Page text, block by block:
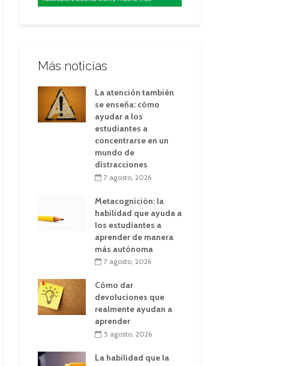
Más noticias
La atención también
se enseña: cómo
ayudar a los
estudiantes a
concentrarse en un
mundo de
distracciones
7 agosto, 2026
Metacognición: la
habilidad que ayuda a
los estudiantes a
aprender de manera
más autónoma
7 agosto, 2026
Cómo dar
devoluciones que
realmente ayudan a
aprender
5 agosto, 2026
La habilidad que la